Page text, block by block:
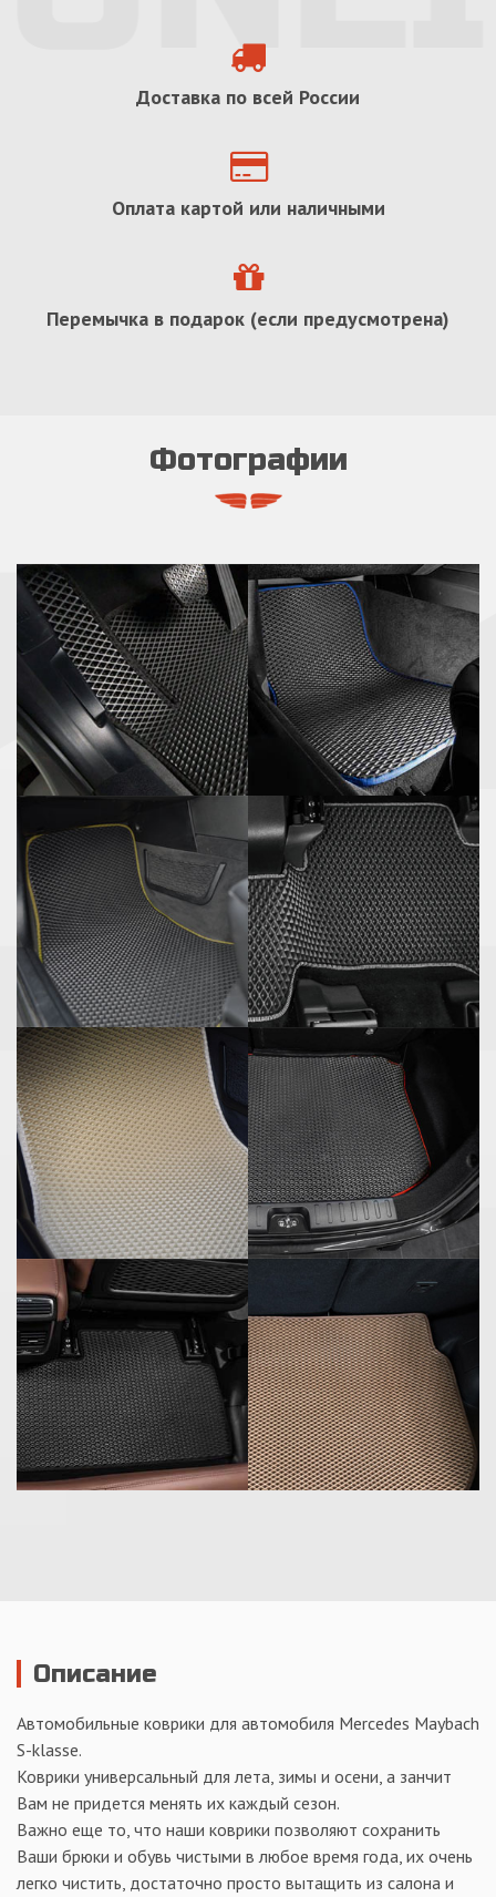
Доставка по всей России
Оплата картой или наличными
Перемычка в подарок (если предусмотрена)
Фотографии
Описание
Автомобильные коврики для автомобиля Mercedes Maybach
S-klasse.
Коврики универсальный для лета, зимы и осени, а занчит
Вам не придется менять их каждый сезон.
Важно еще то, что наши коврики позволяют сохранить
Ваши брюки и обувь чистыми в любое время года, их очень
легко чистить, достаточно просто вытащить из салона и